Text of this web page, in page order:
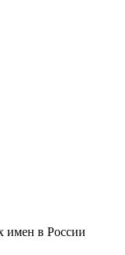
имен в России